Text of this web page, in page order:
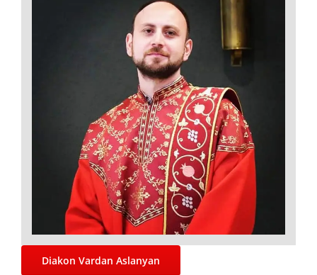
Diakon Vardan Aslanyan